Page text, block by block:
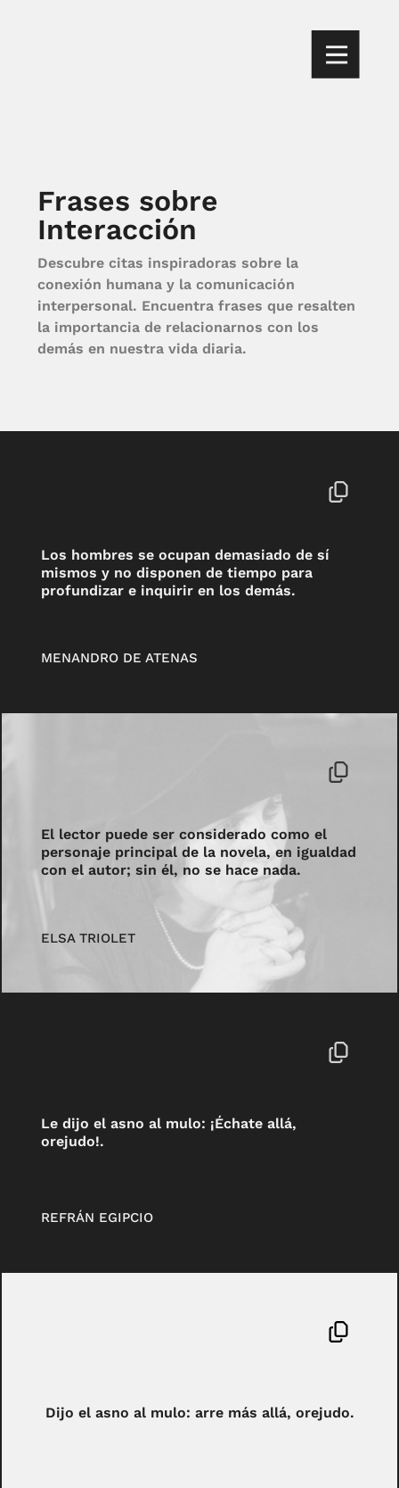
Frases sobre
Interacción
Descubre citas inspiradoras sobre la
conexión humana y la comunicación
interpersonal. Encuentra frases que resalten
la importancia de relacionarnos con los
demás en nuestra vida diaria.
Los hombres se ocupan demasiado de sí
mismos y no disponen de tiempo para
profundizar e inquirir en los demás.
MENANDRO DE ATENAS
El lector puede ser considerado como el
personaje principal de la novela, en igualdad
con el autor; sin él, no se hace nada.
ELSA TRIOLET
Le dijo el asno al mulo: ¡Échate allá,
orejudo!.
REFRÁN EGIPCIO
Dijo el asno al mulo: arre más allá, orejudo.